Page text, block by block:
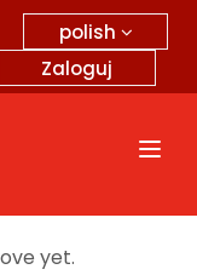
polish
Zaloguj
yet.